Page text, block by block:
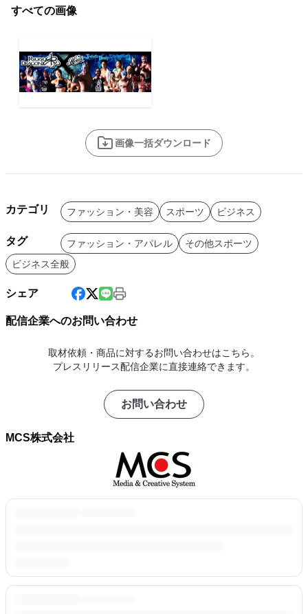
すべての画像
画像一括ダウンロード
カテゴリ ファッション・美容 スポーツ ビジネス
タグ ファッション・アパレル
その他スポーツ
ビジネス全般
シェア
配信企業へのお問い合わせ
取材依頼・商品に対するお問い合わせはこちら。
プレスリリース配信企業に直接連絡できます。
お問い合わせ
MCS株式会社